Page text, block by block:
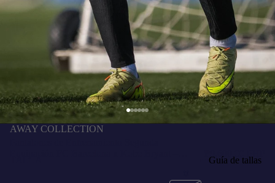
AWAY COLLECTION
Guía de tallas